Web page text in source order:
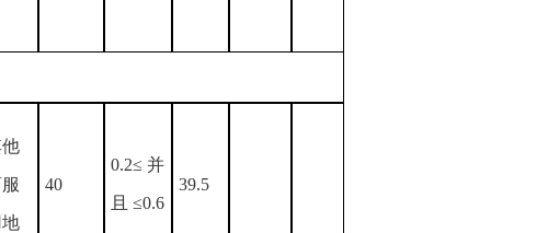
地
40
0.2≤ 并
且 ≤0.6
39.5